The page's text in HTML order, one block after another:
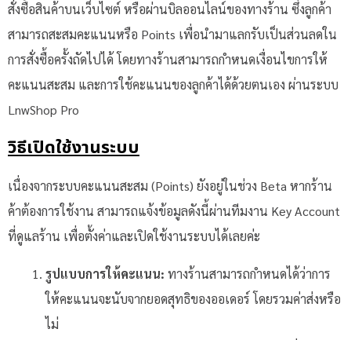
สั่งซื้อสินค้าบนเว็บไซต์ หรือผ่านบิลออนไลน์ของทางร้าน ซึ่งลูกค้า
สามารถสะสมคะแนนหรือ Points เพื่อนำมาแลกรับเป็นส่วนลดใน
การสั่งซื้อครั้งถัดไปได้ โดยทางร้านสามารถกำหนดเงื่อนไขการให้
คะแนนสะสม และการใช้คะแนนของลูกค้าได้ด้วยตนเอง ผ่านระบบ
LnwShop Pro
วิธีเปิดใช้งานระบบ
เนื่องจากระบบคะแนนสะสม (Points) ยังอยู่ในช่วง Beta หากร้าน
ค้าต้องการใช้งาน สามารถแจ้งข้อมูลดังนี้ผ่านทีมงาน Key Account
ที่ดูแลร้าน เพื่อตั้งค่าและเปิดใช้งานระบบได้เลยค่ะ
รูปแบบการให้คะแนน: ทางร้านสามารถกำหนดได้ว่าการ
ให้คะแนนจะนับจากยอดสุทธิของออเดอร์ โดยรวมค่าส่งหรือ
ไม่